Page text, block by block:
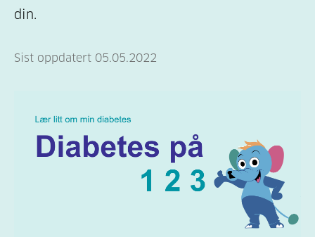
din.
Sist oppdatert 05.05.2022